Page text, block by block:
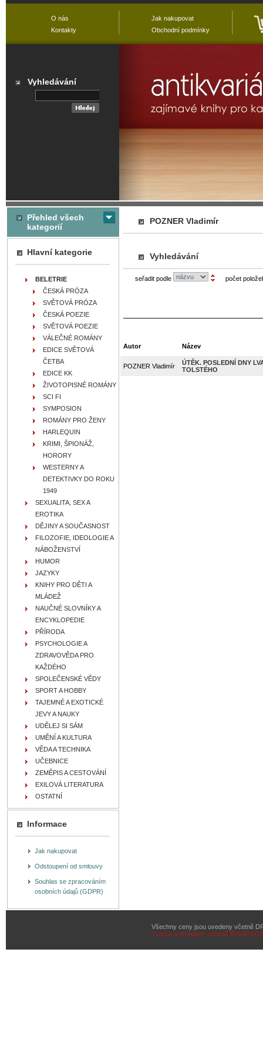
POZNER Vladimír
Vyhledávání
seřadit podle počet
Autor Název
POZNER Vladimír
ÚTĚK. POSLEDNÍ DNY
TOLSTÉHO
Přehled všech
kategorií
Hlavní kategorie
BELETRIE
ČESKÁ PRÓZA
SVĚTOVÁ PRÓZA
ČESKÁ POEZIE
SVĚTOVÁ POEZIE
VÁLEČNÉ ROMÁNY
EDICE SVĚTOVÁ
ČETBA
EDICE KK
ŽIVOTOPISNÉ ROMÁNY
SCI FI
SYMPOSION
ROMÁNY PRO ŽENY
HARLEQUIN
KRIMI, ŠPIONÁŽ,
HORORY
WESTERNY A
DETEKTIVKY DO ROKU
1949
SEXUALITA, SEX A
EROTIKA
DĚJINY A SOUČASNOST
FILOZOFIE, IDEOLOGIE A
NÁBOŽENSTVÍ
HUMOR
JAZYKY
KNIHY PRO DĚTI A
MLÁDEŽ
NAUČNÉ SLOVNÍKY A
ENCYKLOPEDIE
PŘÍRODA
PSYCHOLOGIE A
ZDRAVOVĚDA PRO
KAŽDÉHO
SPOLEČENSKÉ VĚDY
SPORT A HOBBY
TAJEMNÉ A EXOTICKÉ
JEVY A NAUKY
UDĚLEJ SI SÁM
UMĚNÍ A KULTURA
VĚDA A TECHNIKA
UČEBNICE
ZEMĚPIS A CESTOVÁNÍ
EXILOVÁ LITERATURA
OSTATNÍ
Informace
Jak nakupovat
Odstoupení od smlouvy
Souhlas se zpracováním
osobních údajů (GDPR)
Všechny ceny jsou uvedeny včetně
Tvorba a pronájem eshopů
O nás
Kontakty
Jak nakupovat
Obchodní podmínky
Vyhledávání